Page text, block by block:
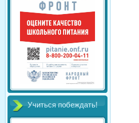
Учиться побеждать!